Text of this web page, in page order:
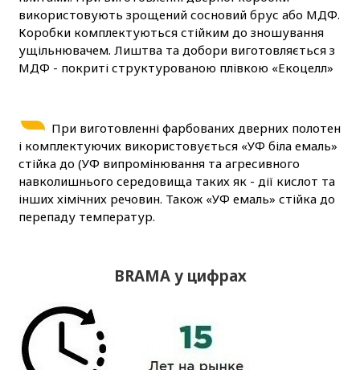
використовують зрощений сосновий брус або МДФ.
Коробки комплектуються стійким до зношування
ущільнювачем. Лиштва та добори виготовляється з
МДФ - покриті структурованою плівкою «Екоцелл»
При виготовленні фарбованих дверних полотен
і комплектуючих використовується «УФ біла емаль»
стійка до (УФ випромінювання та агресивного
навколишнього середовища таких як - дії кислот та
інших хімічних речовин. Також «УФ емаль» стійка до
перепаду температур.
BRAMA у цифрах